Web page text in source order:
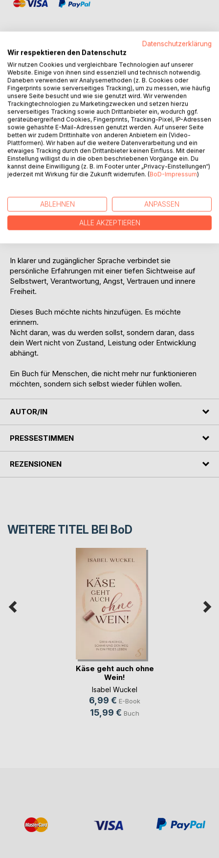
BESCHREIBUNG
ICH BIN - Ein leiser Weg zurück zu dir ist kein klassischer
Ratgeber und kein Buch zur Selbstoptimierung. Es ist eine
Einladung, dich nicht länger über Leistung, Entwicklung
oder äußere Umstände zu definieren, sondern dich im
eigenen Menschsein wiederzufinden.
Viele Menschen funktionieren. Sie tragen Verantwortung,
halten durch, analysieren und verstehen - und spüren sich
dabei immer weniger. Dieses Buch richtet sich an jene, die
viel getragen haben und sich innerlich nach Ruhe, Würde
Statt Methoden oder schnellen Lösungen öffnet Alexandra
Erdmann einen stillen Raum. Einen Perspektivwechsel von
Ich muss erst hin zu
In klarer und zugänglicher Sprache verbindet sie
persönliche Erfahrungen mit einer tiefen Sichtweise auf
Selbstwert, Verantwortung, Angst, Vertrauen und innere
Freiheit.
Dieses Buch möchte nichts hinzufügen. Es möchte
erinnern.
Nicht daran, was du werden sollst, sondern daran, dass
dein Wert nicht von Zustand, Leistung oder Entwicklung
abhängt.
Ein Buch für Menschen, die nicht mehr nur funktionieren
möchten, sondern sich selbst wieder fühlen wollen.
AUTOR/IN
PRESSESTIMMEN
REZENSIONEN
WEITERE TITEL BEI BoD
Käse geht auch ohne
Wein!
Isabel Wuckel
6,99 € E-Book
15,99 € Buch
Datenschutzerklärung
Wir respektieren den Datenschutz
Wir nutzen Cookies und vergleichbare Technologien auf unserer
Website. Einige von ihnen sind essenziell und technisch notwendig.
Daneben verwenden wir Analysemethoden (z. B. Cookies oder
Fingerprints sowie serverseitiges Tracking), um zu messen, wie häufig
unsere Seite besucht und wie sie genutzt wird. Wir verwenden
Trackingtechnologien zu Marketingzwecken und setzen hierzu
serverseitiges Tracking sowie auch Drittanbieter ein, wodurch ggf.
geräteübergreifend Cookies, Fingerprints, Tracking-Pixel, IP-Adressen
sowie gehashte E-Mail-Adressen genutzt werden. Auf unserer Seite
betten wir zudem Drittinhalte von anderen Anbietern ein (Video-
Plattformen). Wir haben auf die weitere Datenverarbeitung und ein
etwaiges Tracking durch den Drittanbieter keinen Einfluss. Mit deiner
Einstellung willigst du in die oben beschriebenen Vorgänge ein. Du
kannst deine Einwilligung (z. B. im Footer unter „Privacy-Einstellungen“)
jederzeit mit Wirkung für die Zukunft widerrufen. (BoD-Impressum)
ABLEHNEN ANPASSEN
ALLE AKZEPTIEREN